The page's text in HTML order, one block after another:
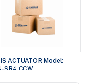
ACTUATOR Model:
SR4 CCW